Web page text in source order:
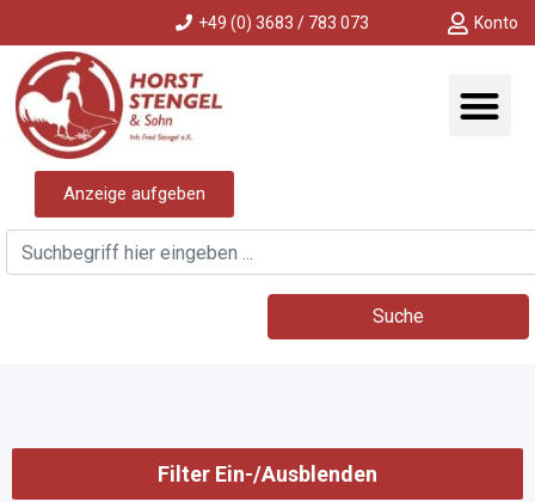
+49 (0) 3683 / 783 073 Konto
Anzeige aufgeben
Suche
Filter Ein-/Ausblenden